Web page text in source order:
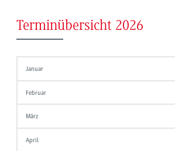
Terminübersicht 2026
Januar
Februar
März
April